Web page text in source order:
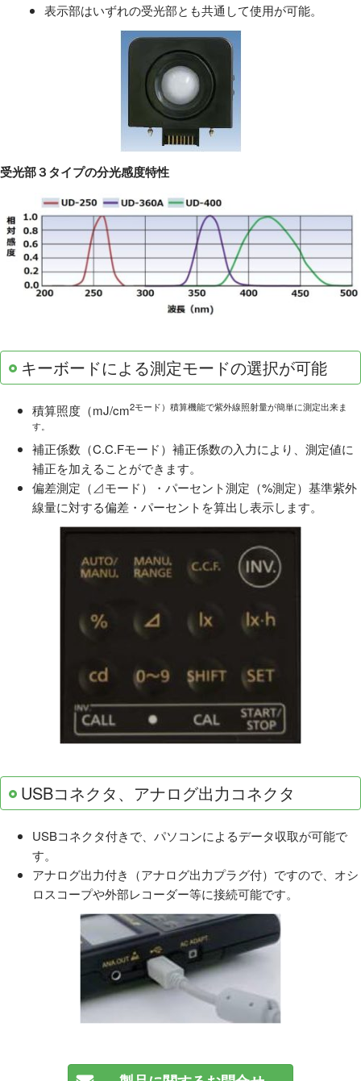
表示部はいずれの受光部とも共通して使用が可能。
受光部３タイプの分光感度特性
キーボードによる測定モードの選択が可能
積算照度（mJ/cm2モード）積算機能で紫外線照射量が簡単に測定出来ま
す。
補正係数（C.C.Fモード）補正係数の入力により、測定値に
補正を加えることができます。
偏差測定（⊿モード）・パーセント測定（%測定）基準紫外
線量に対する偏差・パーセントを算出し表示します。
USBコネクタ、アナログ出力コネクタ
USBコネクタ付きで、パソコンによるデータ収取が可能で
す。
アナログ出力付き（アナログ出力プラグ付）ですので、オシ
ロスコープや外部レコーダー等に接続可能です。